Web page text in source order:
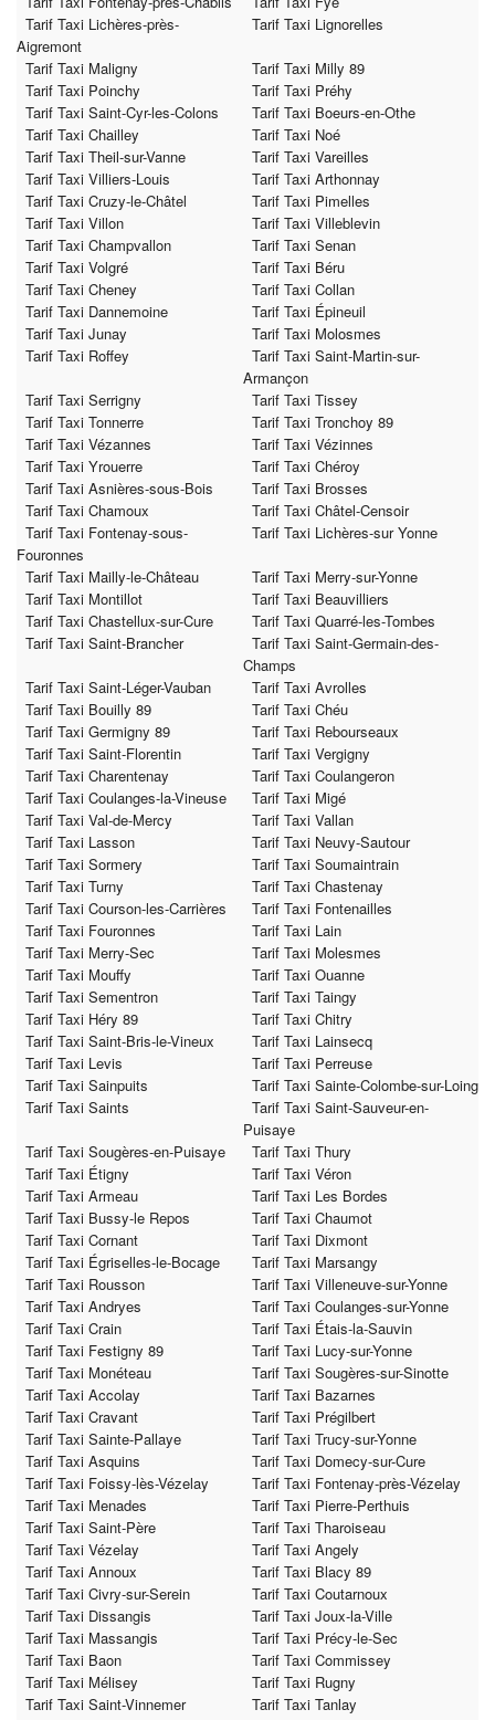
Tarif Taxi Lichères-près-
Aigremont
Tarif Taxi Lignorelles
Tarif Taxi Maligny
Tarif Taxi Milly 89
Tarif Taxi Poinchy
Tarif Taxi Préhy
Tarif Taxi Saint-Cyr-les-Colons
Tarif Taxi Boeurs-en-Othe
Tarif Taxi Chailley
Tarif Taxi Noé
Tarif Taxi Theil-sur-Vanne
Tarif Taxi Vareilles
Tarif Taxi Villiers-Louis
Tarif Taxi Arthonnay
Tarif Taxi Cruzy-le-Châtel
Tarif Taxi Pimelles
Tarif Taxi Villon
Tarif Taxi Villeblevin
Tarif Taxi Champvallon
Tarif Taxi Senan
Tarif Taxi Volgré
Tarif Taxi Béru
Tarif Taxi Cheney
Tarif Taxi Collan
Tarif Taxi Dannemoine
Tarif Taxi Épineuil
Tarif Taxi Junay
Tarif Taxi Molosmes
Tarif Taxi Roffey
Tarif Taxi Saint-Martin-sur-
Armançon
Tarif Taxi Serrigny
Tarif Taxi Tissey
Tarif Taxi Tonnerre
Tarif Taxi Tronchoy 89
Tarif Taxi Vézannes
Tarif Taxi Vézinnes
Tarif Taxi Yrouerre
Tarif Taxi Chéroy
Tarif Taxi Asnières-sous-Bois
Tarif Taxi Brosses
Tarif Taxi Chamoux
Tarif Taxi Châtel-Censoir
Tarif Taxi Fontenay-sous-
Fouronnes
Tarif Taxi Lichères-sur Yonne
Tarif Taxi Mailly-le-Château
Tarif Taxi Merry-sur-Yonne
Tarif Taxi Montillot
Tarif Taxi Beauvilliers
Tarif Taxi Chastellux-sur-Cure
Tarif Taxi Quarré-les-Tombes
Tarif Taxi Saint-Brancher
Tarif Taxi Saint-Germain-des-
Champs
Tarif Taxi Saint-Léger-Vauban
Tarif Taxi Avrolles
Tarif Taxi Bouilly 89
Tarif Taxi Chéu
Tarif Taxi Germigny 89
Tarif Taxi Rebourseaux
Tarif Taxi Saint-Florentin
Tarif Taxi Vergigny
Tarif Taxi Charentenay
Tarif Taxi Coulangeron
Tarif Taxi Coulanges-la-Vineuse
Tarif Taxi Migé
Tarif Taxi Val-de-Mercy
Tarif Taxi Vallan
Tarif Taxi Lasson
Tarif Taxi Neuvy-Sautour
Tarif Taxi Sormery
Tarif Taxi Soumaintrain
Tarif Taxi Turny
Tarif Taxi Chastenay
Tarif Taxi Courson-les-Carrières
Tarif Taxi Fontenailles
Tarif Taxi Fouronnes
Tarif Taxi Lain
Tarif Taxi Merry-Sec
Tarif Taxi Molesmes
Tarif Taxi Mouffy
Tarif Taxi Ouanne
Tarif Taxi Sementron
Tarif Taxi Taingy
Tarif Taxi Héry 89
Tarif Taxi Chitry
Tarif Taxi Saint-Bris-le-Vineux
Tarif Taxi Lainsecq
Tarif Taxi Levis
Tarif Taxi Perreuse
Tarif Taxi Sainpuits
Tarif Taxi Sainte-Colombe-sur-Loing
Tarif Taxi Saints
Tarif Taxi Saint-Sauveur-en-
Puisaye
Tarif Taxi Sougères-en-Puisaye
Tarif Taxi Thury
Tarif Taxi Étigny
Tarif Taxi Véron
Tarif Taxi Armeau
Tarif Taxi Les Bordes
Tarif Taxi Bussy-le Repos
Tarif Taxi Chaumot
Tarif Taxi Cornant
Tarif Taxi Dixmont
Tarif Taxi Égriselles-le-Bocage
Tarif Taxi Marsangy
Tarif Taxi Rousson
Tarif Taxi Villeneuve-sur-Yonne
Tarif Taxi Andryes
Tarif Taxi Coulanges-sur-Yonne
Tarif Taxi Crain
Tarif Taxi Étais-la-Sauvin
Tarif Taxi Festigny 89
Tarif Taxi Lucy-sur-Yonne
Tarif Taxi Monéteau
Tarif Taxi Sougères-sur-Sinotte
Tarif Taxi Accolay
Tarif Taxi Bazarnes
Tarif Taxi Cravant
Tarif Taxi Prégilbert
Tarif Taxi Sainte-Pallaye
Tarif Taxi Trucy-sur-Yonne
Tarif Taxi Asquins
Tarif Taxi Domecy-sur-Cure
Tarif Taxi Foissy-lès-Vézelay
Tarif Taxi Fontenay-près-Vézelay
Tarif Taxi Menades
Tarif Taxi Pierre-Perthuis
Tarif Taxi Saint-Père
Tarif Taxi Tharoiseau
Tarif Taxi Vézelay
Tarif Taxi Angely
Tarif Taxi Annoux
Tarif Taxi Blacy 89
Tarif Taxi Civry-sur-Serein
Tarif Taxi Coutarnoux
Tarif Taxi Dissangis
Tarif Taxi Joux-la-Ville
Tarif Taxi Massangis
Tarif Taxi Précy-le-Sec
Tarif Taxi Baon
Tarif Taxi Commissey
Tarif Taxi Mélisey
Tarif Taxi Rugny
Tarif Taxi Saint-Vinnemer
Tarif Taxi Tanlay